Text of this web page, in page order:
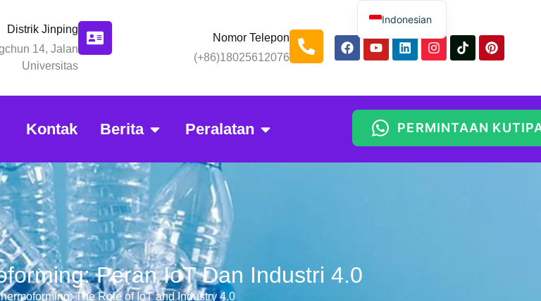
Distrik Jinping
14, Jalan
Universitas
Nomor Telepon
(+86)18025612076
Kontak Berita Peralatan PERMINTAAN
Peran IoT Dan Industri 4.0
The Role of IoT and Industry 4.0
Indonesian
English
Arabic
Portuguese